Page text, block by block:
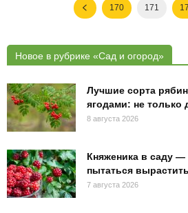
170 171
Новое в рубрике «Сад и огород»
Лучшие сорта
ягодами: не только
8 августа 2026
Княженика в саду
пытаться
7 августа 2026